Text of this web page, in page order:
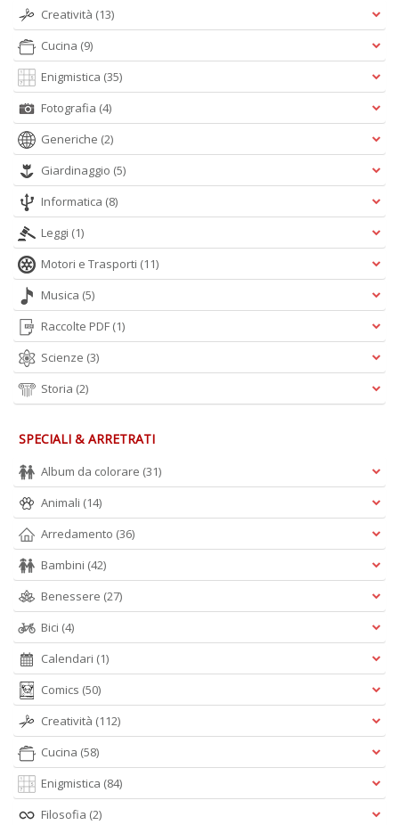
Creatività (13)
Cucina (9)
Enigmistica (35)
Fotografia (4)
Generiche (2)
Giardinaggio (5)
Informatica (8)
Leggi (1)
Motori e Trasporti (11)
Musica (5)
Raccolte PDF (1)
Scienze (3)
Storia (2)
SPECIALI & ARRETRATI
Album da colorare (31)
Animali (14)
Arredamento (36)
Bambini (42)
Benessere (27)
Bici (4)
Calendari (1)
Comics (50)
Creatività (112)
Cucina (58)
Enigmistica (84)
Filosofia (2)